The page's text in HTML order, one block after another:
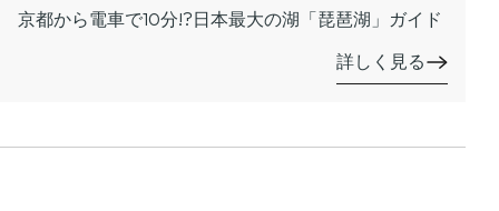
京都から電車で10分!?日本最大の湖「琵琶湖」ガイド
詳しく見る